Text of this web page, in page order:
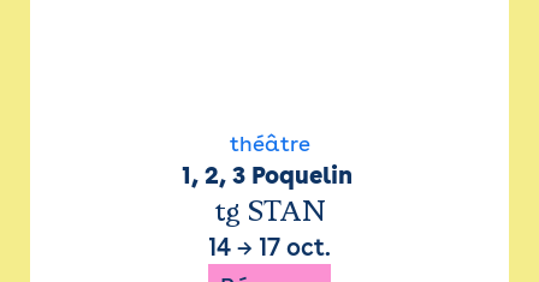
théâtre
1, 2, 3 Poquelin
tg STAN
14 → 17 oct.